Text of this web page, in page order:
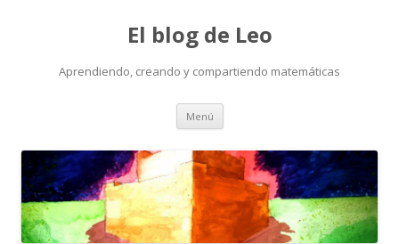
El blog de Leo
Aprendiendo, creando y compartiendo matemáticas
Menú Saltar
contenido